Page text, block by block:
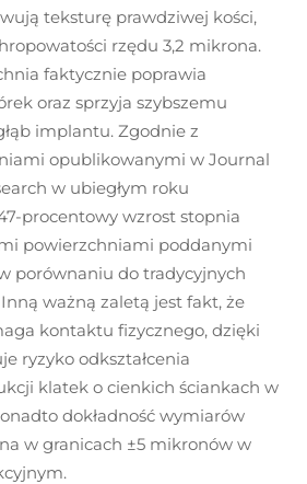
teksturę prawdziwej kości,
rzędu 3,2 mikrona.
faktycznie poprawia
oraz sprzyja szybszemu
implantu. Zgodnie z
opublikowanymi w Journal
w ubiegłym roku
procentowy wzrost stopnia
powierzchniami poddanymi
porównaniu do tradycyjnych
ważną zaletą jest fakt, że
kontaktu fizycznego, dzięki
ryzyko odkształcenia
klatek o cienkich ściankach w
dokładność wymiarów
w granicach ±5 mikronów w